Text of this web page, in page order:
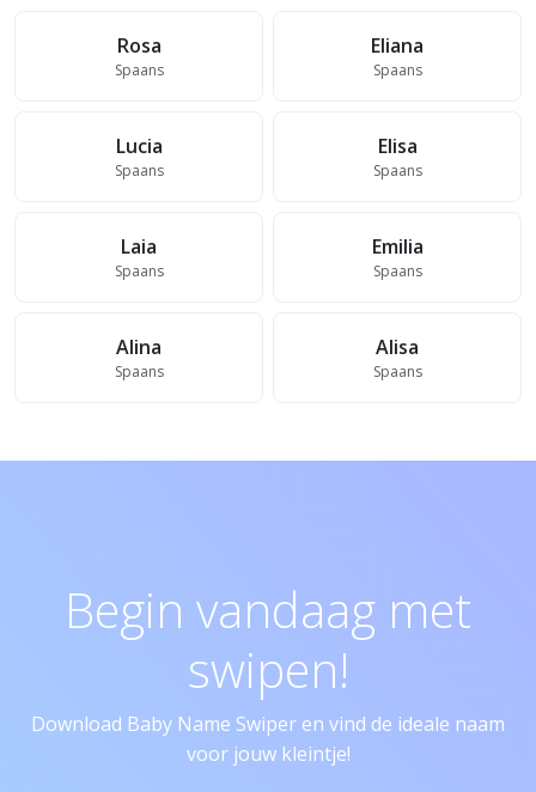
Rosa
Spaans
Eliana
Spaans
Lucia
Spaans
Elisa
Spaans
Laia
Spaans
Emilia
Spaans
Alina
Spaans
Alisa
Spaans
Begin vandaag met
swipen!
Download Baby Name Swiper en vind de ideale naam
voor jouw kleintje!